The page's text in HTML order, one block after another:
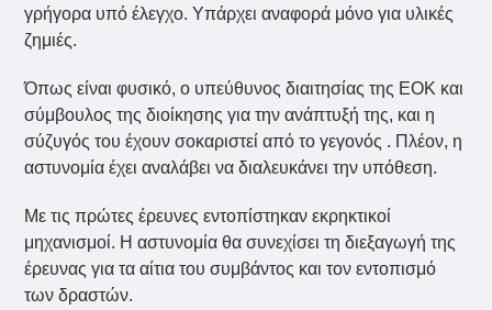
γρήγορα υπό έλεγχο. Υπάρχει αναφορά μόνο για υλικές
ζημιές.
Όπως είναι φυσικό, ο υπεύθυνος διαιτησίας της ΕΟΚ και
σύμβουλος της διοίκησης για την ανάπτυξή της, και η
σύζυγός του έχουν σοκαριστεί από το γεγονός . Πλέον, η
αστυνομία έχει αναλάβει να διαλευκάνει την υπόθεση.
Με τις πρώτες έρευνες εντοπίστηκαν εκρηκτικοί
μηχανισμοί. Η αστυνομία θα συνεχίσει τη διεξαγωγή της
έρευνας για τα αίτια του συμβάντος και τον εντοπισμό
των δραστών.